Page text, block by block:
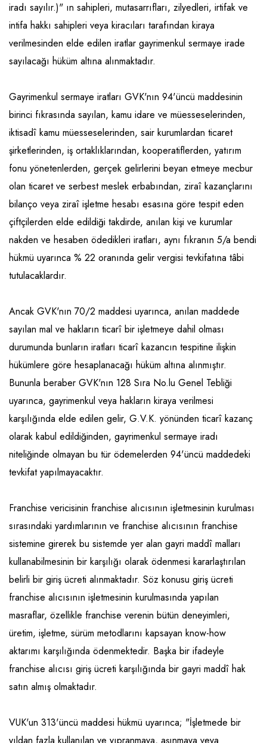
Seyahat - Rent A Car
Tabela - Dijital Baskı
iradı sayılır.)" ın sahipleri, mutasarrıfları, zilyedleri, irtifak ve
intifa hakkı sahipleri veya kiracıları tarafından kiraya
verilmesinden elde edilen iratlar gayrimenkul sermaye irade
sayılacağı hüküm altına alınmaktadır.
Gayrimenkul sermaye iratları GVK'nın 94'üncü maddesinin
birinci fıkrasında sayılan, kamu idare ve müesseselerinden,
iktisadî kamu müesseselerinden, sair kurumlardan ticaret
şirketlerinden, iş ortaklıklarından, kooperatiflerden, yatırım
fonu yönetenlerden, gerçek gelirlerini beyan etmeye mecbur
olan ticaret ve serbest meslek erbabından, ziraî kazançlarını
bilanço veya ziraî işletme hesabı esasına göre tespit eden
çiftçilerden elde edildiği takdirde, anılan kişi ve kurumlar
nakden ve hesaben ödedikleri iratları, aynı fıkranın 5/a bendi
hükmü uyarınca % 22 oranında gelir vergisi tevkifatına tâbi
tutulacaklardır.
Ancak GVK'nın 70/2 maddesi uyarınca, anılan maddede
sayılan mal ve hakların ticarî bir işletmeye dahil olması
durumunda bunların iratları ticarî kazancın tespitine ilişkin
hükümlere göre hesaplanacağı hüküm altına alınmıştır.
Bununla beraber GVK'nın 128 Sıra No.lu Genel Tebliği
uyarınca, gayrimenkul veya hakların kiraya verilmesi
karşılığında elde edilen gelir, G.V.K. yönünden ticarî kazanç
olarak kabul edildiğinden, gayrimenkul sermaye iradı
niteliğinde olmayan bu tür ödemelerden 94'üncü maddedeki
tevkifat yapılmayacaktır.
Franchise vericisinin franchise alıcısının işletmesinin kurulması
sırasındaki yardımlarının ve franchise alıcısının franchise
sistemine girerek bu sistemde yer alan gayri maddî malları
kullanabilmesinin bir karşılığı olarak ödenmesi kararlaştırılan
belirli bir giriş ücreti alınmaktadır. Söz konusu giriş ücreti
franchise alıcısının işletmesinin kurulmasında yapılan
masraflar, özellikle franchise verenin bütün deneyimleri,
üretim, işletme, sürüm metodlarını kapsayan know-how
aktarımı karşılığında ödenmektedir. Başka bir ifadeyle
franchise alıcısı giriş ücreti karşılığında bir gayri maddî hak
satın almış olmaktadır.
VUK'un 313'üncü maddesi hükmü uyarınca; "İşletmede bir